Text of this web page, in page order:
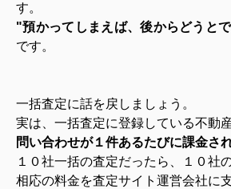
す。
"預かってしまえば、後からどうと
です。
一括査定に話を戻しましょう。
実は、一括査定に登録している不動
問い合わせが１件あるたびに課金さ
１０社一括の査定だったら、１０社
相応の料金を査定サイト運営会社に